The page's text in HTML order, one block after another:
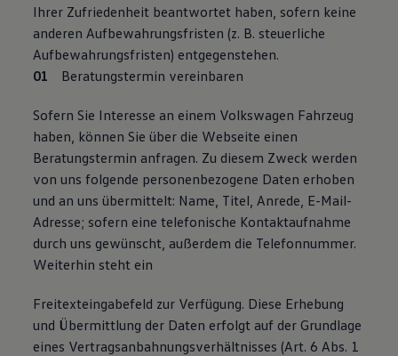
Ihrer Zufriedenheit beantwortet haben, sofern keine
anderen Aufbewahrungsfristen (z. B. steuerliche
Aufbewahrungsfristen) entgegenstehen.
Beratungstermin vereinbaren
Sofern Sie Interesse an einem Volkswagen Fahrzeug
haben, können Sie über die Webseite einen
Beratungstermin anfragen. Zu diesem Zweck werden
von uns folgende personenbezogene Daten erhoben
und an uns übermittelt: Name, Titel, Anrede, E-Mail-
Adresse; sofern eine telefonische Kontaktaufnahme
durch uns gewünscht, außerdem die Telefonnummer.
Weiterhin steht ein
Freitexteingabefeld zur Verfügung. Diese Erhebung
und Übermittlung der Daten erfolgt auf der Grundlage
eines Vertragsanbahnungsverhältnisses (Art. 6 Abs. 1